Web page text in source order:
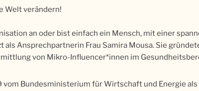
Welt verändern!
an oder bist einfach ein Mensch, mit einer
als Ansprechpartnerin Frau Samira Mousa. Sie
von Mikro-Influencer*innen im
Bundesministerium für Wirtschaft und Energie